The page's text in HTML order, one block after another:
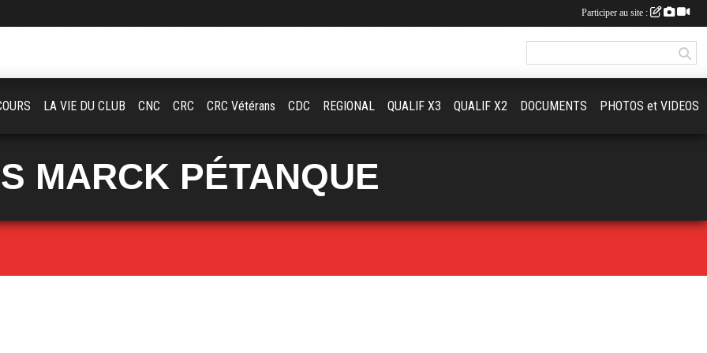
MARCK PÉTANQUE
LA VIE DU CLUB CNC CRC CRC Vétérans CDC REGIONAL QUALIF X3 QUALIF X2 DOCUMENTS PHOTOS et VIDEOS
Participer au site :